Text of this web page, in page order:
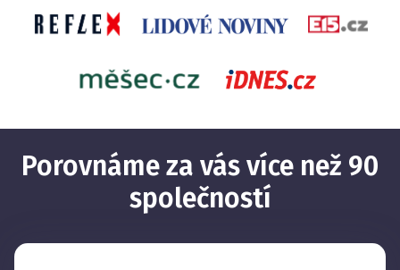
Porovnáme za vás více než 90
společností